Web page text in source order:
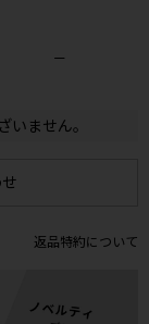
—
いません。
返品特約について